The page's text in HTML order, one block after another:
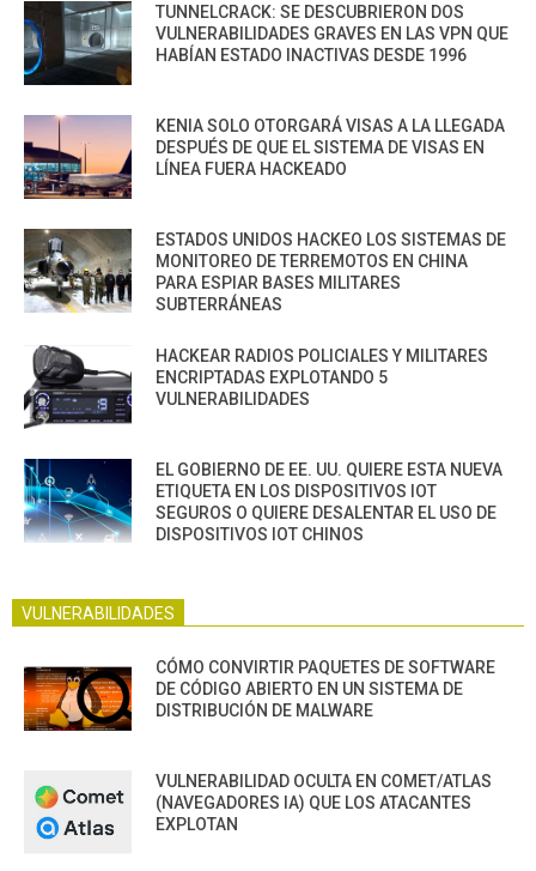
TUNNELCRACK: SE DESCUBRIERON DOS
VULNERABILIDADES GRAVES EN LAS VPN QUE
HABÍAN ESTADO INACTIVAS DESDE 1996
KENIA SOLO OTORGARÁ VISAS A LA LLEGADA
DESPUÉS DE QUE EL SISTEMA DE VISAS EN
LÍNEA FUERA HACKEADO
ESTADOS UNIDOS HACKEO LOS SISTEMAS DE
MONITOREO DE TERREMOTOS EN CHINA
PARA ESPIAR BASES MILITARES
SUBTERRÁNEAS
HACKEAR RADIOS POLICIALES Y MILITARES
ENCRIPTADAS EXPLOTANDO 5
VULNERABILIDADES
EL GOBIERNO DE EE. UU. QUIERE ESTA NUEVA
ETIQUETA EN LOS DISPOSITIVOS IOT
SEGUROS O QUIERE DESALENTAR EL USO DE
DISPOSITIVOS IOT CHINOS
VULNERABILIDADES
CÓMO CONVIRTIR PAQUETES DE SOFTWARE
DE CÓDIGO ABIERTO EN UN SISTEMA DE
DISTRIBUCIÓN DE MALWARE
VULNERABILIDAD OCULTA EN COMET/ATLAS
(NAVEGADORES IA) QUE LOS ATACANTES
EXPLOTAN